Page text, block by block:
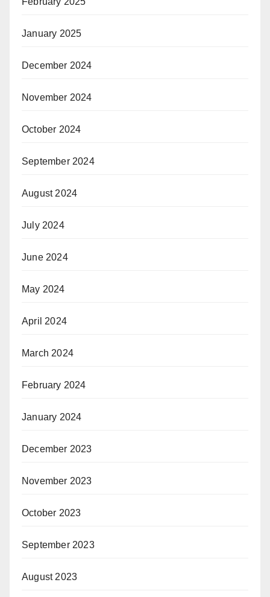
January 2025
December 2024
November 2024
October 2024
September 2024
August 2024
July 2024
June 2024
May 2024
April 2024
March 2024
February 2024
January 2024
December 2023
November 2023
October 2023
September 2023
August 2023